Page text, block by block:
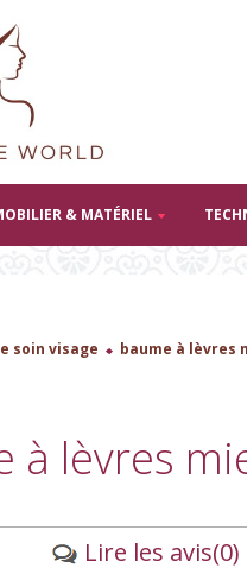
& MATÉRIEL
soin visage > baume à lèvres
à lèvres
Lire les avis(0)